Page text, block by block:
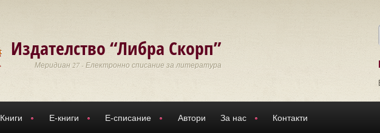
Издателство “Либра Скорп”
Меридиан 27 - Електронно списание за литература
Книги Е-книги Е-списание Автори За нас Контакти